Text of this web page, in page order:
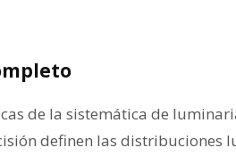
de la sistemática de
definen las distribuciones